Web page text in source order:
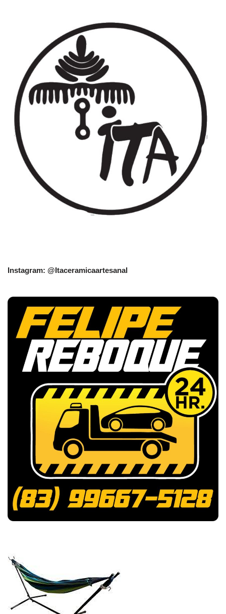
Instagram: @Itaceramicaartesanal